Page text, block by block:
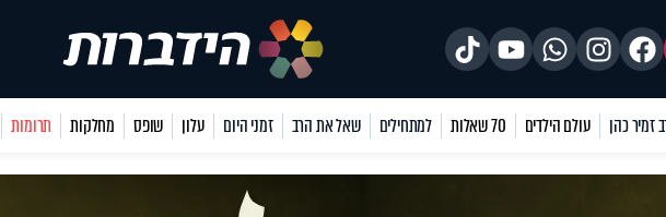
זמיר כהן עולם הילדים 70 שאלות למתחילים שאל את הרב זמני היום עלון שופס מחלקות תרומות